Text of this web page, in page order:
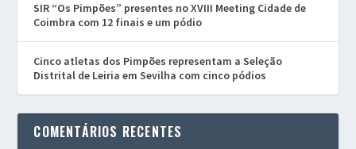
SIR “Os Pimpões” presentes no XVIII Meeting Cidade de
Coimbra com 12 finais e um pódio
Cinco atletas dos Pimpões representam a Seleção
Distrital de Leiria em Sevilha com cinco pódios
COMENTÁRIOS RECENTES